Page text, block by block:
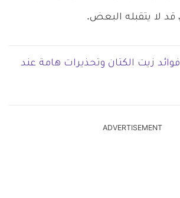
لا يتقبله البعض.
فوائد زيت الكتان وتحذيرات هامة عند
ADVERTISEMENT